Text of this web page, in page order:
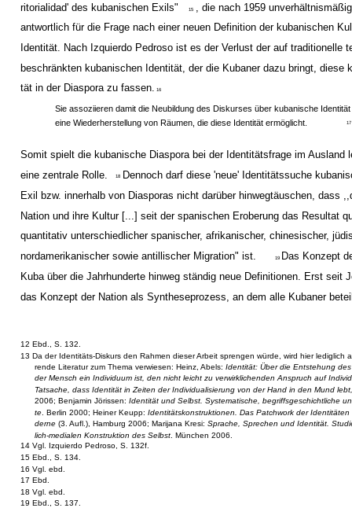
ritorialidad' des kubanischen Exils"
15
, die nach 1959
antwortlich für die Frage nach einer neuen Definition der kubanischen
Identität. Nach Izquierdo Pedroso ist es der Verlust der auf traditionelle
beschränkten kubanischen Identität, der die Kubaner dazu bringt, diese
tät in der Diaspora zu fassen. 16
Sie assoziieren damit die Neubildung des Diskurses über kubanische Identität
eine Wiederherstellung von Räumen, die diese Identität ermöglicht.
17
Somit spielt die kubanische Diaspora bei der Identitätsfrage im Ausland
eine zentrale Rolle.
18
Dennoch darf diese 'neue' Identitätssuche
Exil bzw. innerhalb von Diasporas nicht darüber hinwegtäuschen, dass
Nation und ihre Kultur [...] seit der spanischen Eroberung das Resultat
quantitativ unterschiedlicher spanischer, afrikanischer, chinesischer,
nordamerikanischer sowie antillischer Migration" ist.
19 Das Konzept
Kuba über die Jahrhunderte hinweg ständig neue Definitionen. Erst seit
das Konzept der Nation als Syntheseprozess, an dem alle Kubaner
12 Ebd., S. 132.
13 Da der Identitäts-Diskurs den Rahmen dieser Arbeit sprengen würde, wird hier lediglich
rende Literatur zum Thema verwiesen: Heinz, Abels: Identität: Über die Entstehung
der Mensch ein Individuum ist, den nicht leicht zu verwirklichenden Anspruch auf
Tatsache, dass Identität in Zeiten der Individualisierung von der Hand in den Mund lebt,
2006; Benjamin Jörissen: Identität und Selbst. Systematische, begriffsgeschichtliche
te. Berlin 2000; Heiner Keupp: Identitätskonstruktionen. Das Patchwork der Identitäten
derne (3. Aufl.), Hamburg 2006; Marijana Kresi: Sprache, Sprechen und Identität.
lich-medialen Konstruktion des Selbst. München 2006.
14 Vgl. Izquierdo Pedroso, S. 132f.
15 Ebd., S. 134.
16 Vgl. ebd.
17 Ebd.
18 Vgl. ebd.
19 Ebd., S. 137.